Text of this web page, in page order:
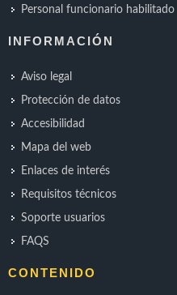
Personal funcionario habilitado
INFORMACIÓN
Aviso legal
Protección de datos
Accesibilidad
Mapa del web
Enlaces de interés
Requisitos técnicos
Soporte usuarios
FAQS
CONTENIDO